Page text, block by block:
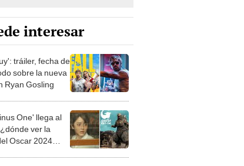
interesar
tráiler, fecha de
sobre la nueva
Ryan Gosling
One' llega al
ver la
Oscar 2024